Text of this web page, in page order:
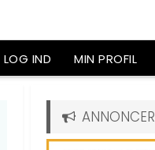
LOG IND MIN PROFIL
ANNONCER